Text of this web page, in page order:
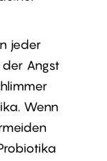
jeder
Angst
Wenn